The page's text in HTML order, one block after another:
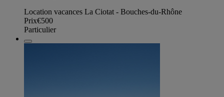
Location vacances La Ciotat - Bouches-du-Rhône
Prix€500
Particulier